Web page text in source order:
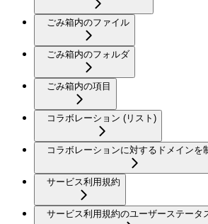
ごみ箱内のファイル
ごみ箱内のフォルダ
ごみ箱内の項目
コラボレーション (リスト)
コラボレーションに対するドメインを
サービス利用規約
サービス利用規約のユーザーステータ